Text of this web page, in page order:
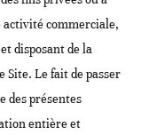
activité commerciale,
disposant de la
Site. Le fait de passer
des présentes
entière et